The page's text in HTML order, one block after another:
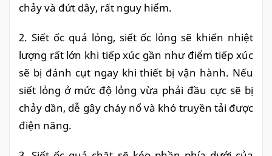
chảy và đứt dây, rất nguy hiểm.
2. Siết ốc quá lỏng, siết ốc lỏng sẽ khiến nhiệt
lượng rất lớn khi tiếp xúc gần như điểm tiếp xúc
sẽ bị đánh cụt ngay khi thiết bị vận hành. Nếu
siết lỏng ở mức độ lỏng vừa phải đầu cực sẽ bị
chảy dần, dễ gây cháy nổ và khó truyền tải được
điện năng.